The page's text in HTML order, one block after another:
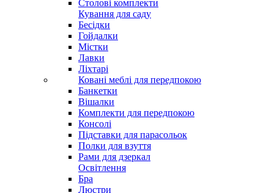
Столові комплекти
Кування для саду
Бесідки
Гойдалки
Містки
Лавки
Ліхтарі
Ковані меблі для передпокою
Банкетки
Вішалки
Комплекти для передпокою
Консолі
Підставки для парасольок
Полки для взуття
Рами для дзеркал
Освітлення
Бра
Люстри